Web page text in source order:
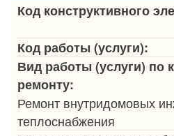
Код конструктивного
Код работы (услуги):
Вид работы (услуги) по
ремонту:
Ремонт внутридомовых
теплоснабжения